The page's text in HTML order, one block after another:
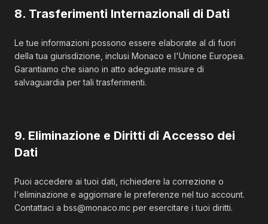
8. Trasferimenti Internazionali di Dati
Le tue informazioni possono essere elaborate al di fuori
della tua giurisdizione, inclusi Monaco e l'Unione Europea.
Garantiamo che siano in atto adeguate misure di
salvaguardia per tali trasferimenti.
9. Eliminazione e Diritti di Accesso dei
Dati
Puoi accedere ai tuoi dati, richiedere la correzione o
l'eliminazione e aggiornare le preferenze nel tuo account.
Contattaci a bss@monaco.mc per esercitare i tuoi diritti.